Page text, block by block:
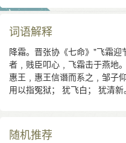
词语解释
降霜。晋张协《七命》"飞霜
者﹐贱臣叩心﹐飞霜击于燕地
惠王﹐惠王信谮而系之﹐邹子
用以指冤狱； 犹飞白； 犹清新。
随机推荐